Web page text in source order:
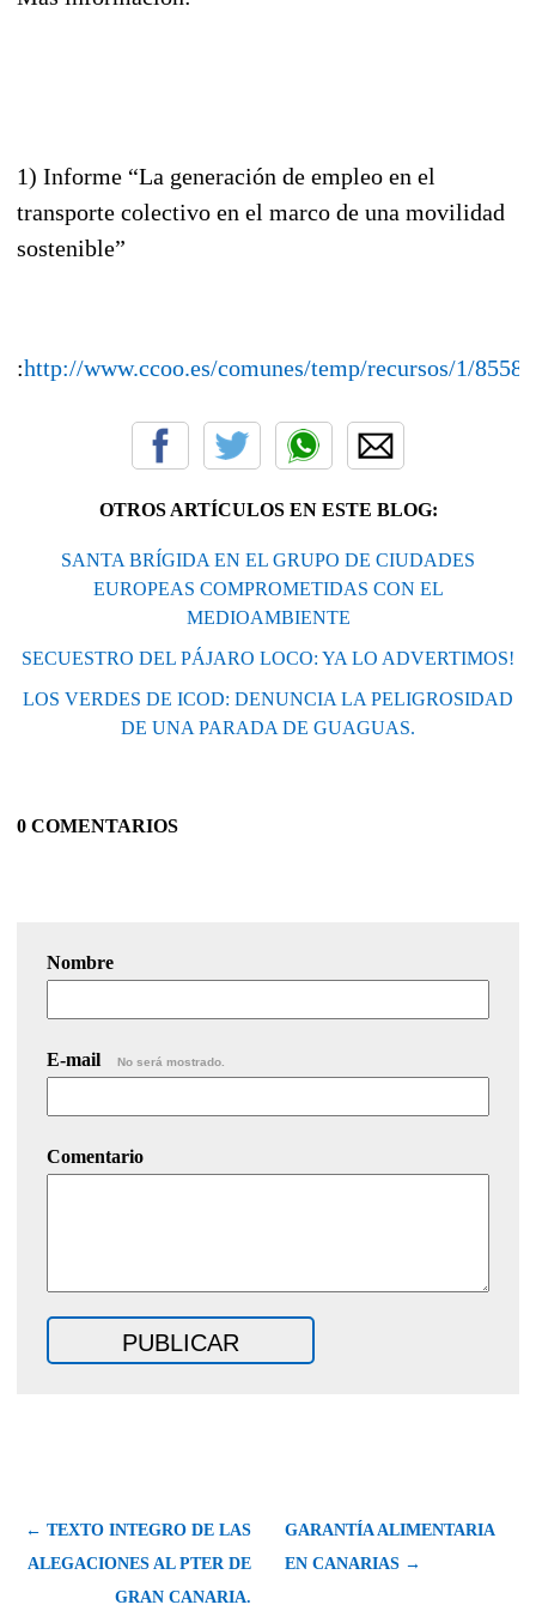
1) Informe “La generación de empleo en el
transporte colectivo en el marco de una movilidad
sostenible”
:http://www.ccoo.es/comunes/temp/recursos/1/
OTROS ARTÍCULOS EN ESTE BLOG:
SANTA BRÍGIDA EN EL GRUPO DE CIUDADES
EUROPEAS COMPROMETIDAS CON EL
MEDIOAMBIENTE
SECUESTRO DEL PÁJARO LOCO: YA LO ADVERTIMOS!
LOS VERDES DE ICOD: DENUNCIA LA PELIGROSIDAD
DE UNA PARADA DE GUAGUAS.
0 COMENTARIOS
Nombre
E-mail No será mostrado.
Comentario
← TEXTO INTEGRO DE LAS
ALEGACIONES AL PTER DE
GRAN CANARIA.
GARANTÍA ALIMENTARIA
EN CANARIAS →